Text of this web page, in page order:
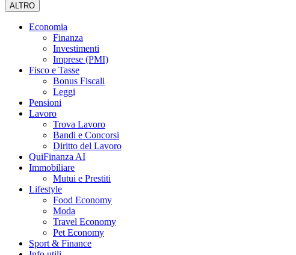
ALTRO
Economia
Finanza
Investimenti
Imprese (PMI)
Fisco e Tasse
Bonus Fiscali
Leggi
Pensioni
Lavoro
Trova Lavoro
Bandi e Concorsi
Diritto del Lavoro
QuiFinanza AI
Immobiliare
Mutui e Prestiti
Lifestyle
Food Economy
Moda
Travel Economy
Pet Economy
Sport & Finance